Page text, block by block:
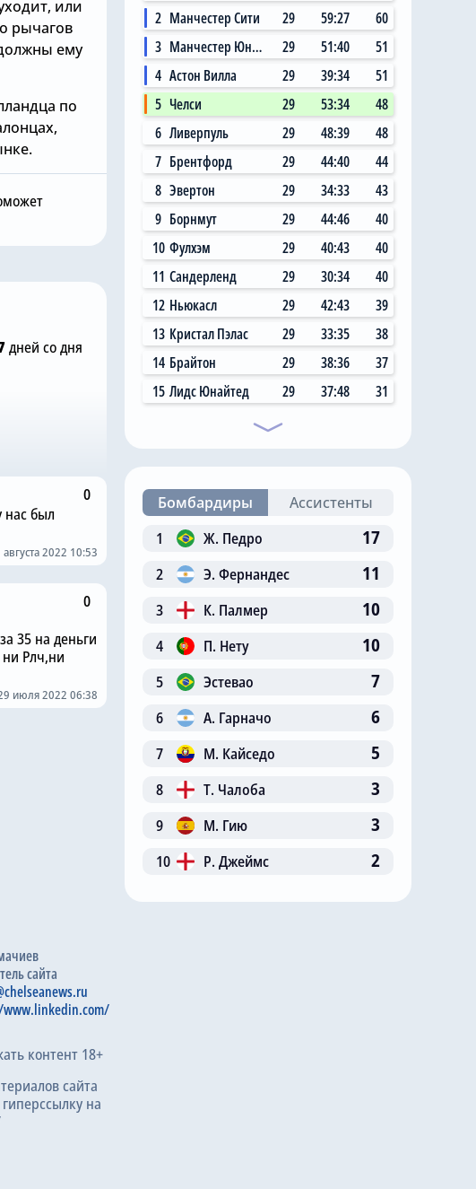
или
рычагов
ему
по
11:14
любитель
в «Челси»
что он теперь не
«старый дядя» в
Сегодня, 09:00
Хаби Алонсо нужно
избавиться от 15
футболистов «Челси»
дней со дня
0
нас был
августа 2022 10:53
0
35 на деньги
ни Рлч,ни
июля 2022 06:38
2 Манчестер Сити 29 59:27
60
3
Манчестер Юнайтед 29 51:40
51
4 Астон Вилла 29 39:34
51
5 Челси 29 53:34
48
6 Ливерпуль 29 48:39
48
7 Брентфорд 29 44:40
44
8 Эвертон 29 34:33
43
9 Борнмут 29 44:46
40
10 Фулхэм 29 40:43
40
11 Сандерленд 29 30:34
40
12 Ньюкасл 29 42:43
39
13 Кристал Пэлас 29 33:35
38
14 Брайтон 29 38:36
37
15 Лидс Юнайтед 29 37:48 31
Бомбардиры
Ассистенты
1
Ж. Педро 17
2 Э. Фернандес 11
3 К. Палмер 10
4 П. Нету 10
5 Эстевао 7
6 А. Гарначо 6
7 М. Кайседо 5
8 Т. Чалоба 3
9 М. Гию 3
10 Р. Джеймс 2
сайта
контент 18+
сайта
на